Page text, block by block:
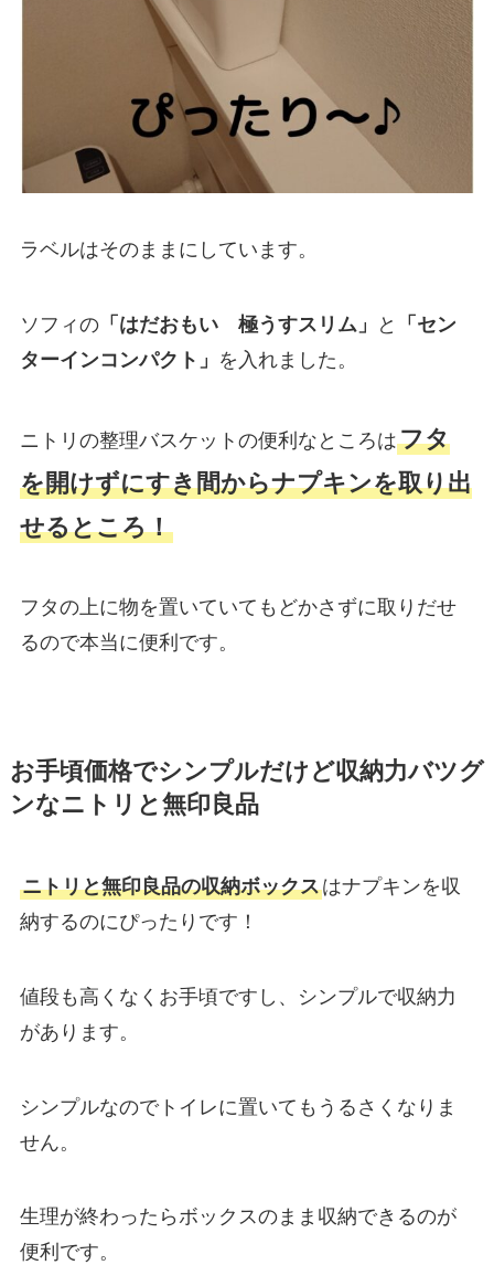
ラベルはそのままにしています。
ソフィの「はだおもい 極うすスリム」 と
「セン
ターインコンパクト」 を入れました。
ニトリの整理バスケットの便利なところはフタ
を開けずにすき間からナプキンを取り出
せるところ！
フタの上に物を置いていてもどかさずに取りだせ
るので本当に便利です。
お手頃価格でシンプルだけど収納力バツグ
ンなニトリと無印良品
ニトリと無印良品の収納ボックスはナプキンを収
納するのにぴったりです！
値段も高くなくお手頃ですし、シンプルで収納力
があります。
シンプルなのでトイレに置いてもうるさくなりま
せん。
生理が終わったらボックスのまま収納できるのが
便利です。